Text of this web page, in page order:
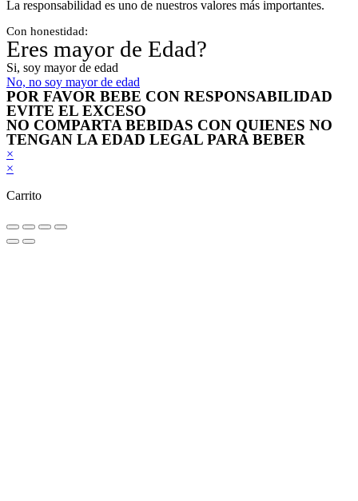
La responsabilidad es uno de nuestros valores más importantes.
Con honestidad:
Eres mayor de Edad?
Si, soy mayor de edad
No, no soy mayor de edad
POR FAVOR BEBE CON RESPONSABILIDAD
EVITE EL EXCESO
NO COMPARTA BEBIDAS CON QUIENES NO
TENGAN LA EDAD LEGAL PARA BEBER
×
×
Carrito